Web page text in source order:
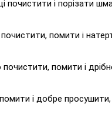
почистити і порізати
помити і
помити і
і добре просушити,